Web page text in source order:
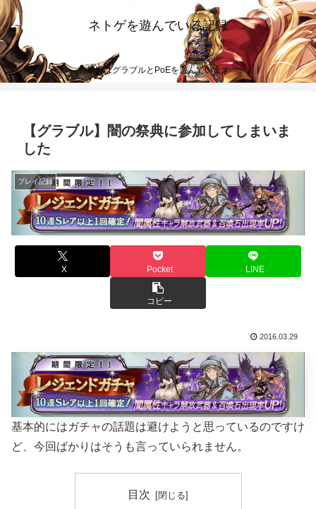
ネトゲを遊んでいる記録
最近はグラブルとPoEを遊んでいます
【グラブル】闇の祭典に参加してしまいま
した
プレイ記録
X Pocket LINE
コピー
2016.03.29
基本的にはガチャの話題は避けようと思っているのですけ
ど、今回ばかりはそうも言っていられません。
目次